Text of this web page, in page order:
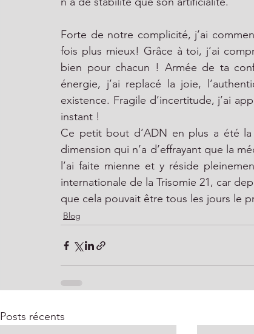
Forte de notre complicité, j’ai
fois plus mieux! Grâce à toi, j’ai
bien pour chacun ! Armée de ta
énergie, j’ai replacé la joie,
existence. Fragile d’incertitude, j’ai
instant !
Ce petit bout d’ADN en plus a été
dimension qui n’a d’effrayant que la
l’ai faite mienne et y réside
internationale de la Trisomie 21, car
que cela pouvait être tous les jours le
Blog
Posts récents